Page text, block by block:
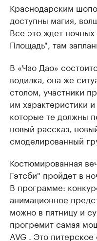
Краснодарским
доступны магия,
Все это ждет
Площадь", там
В «Чао Дао»
водилка, она же
столом, участники
им характеристики
которые те должны
новый рассказ,
смоделированный
Костюмированная
Гэтсби" пройдет в
В программе:
анимационное
можно в пятницу и
прогремит самая
AVG . Это